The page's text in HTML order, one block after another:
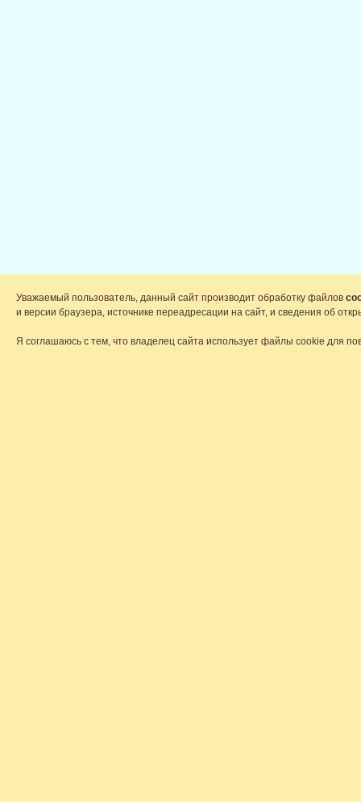
Уважаемый пользователь, данный сайт производит обработку файлов
и версии браузера, источнике переадресации на сайт, и сведения об
Я соглашаюсь с тем, что владелец сайта использует файлы cookie для